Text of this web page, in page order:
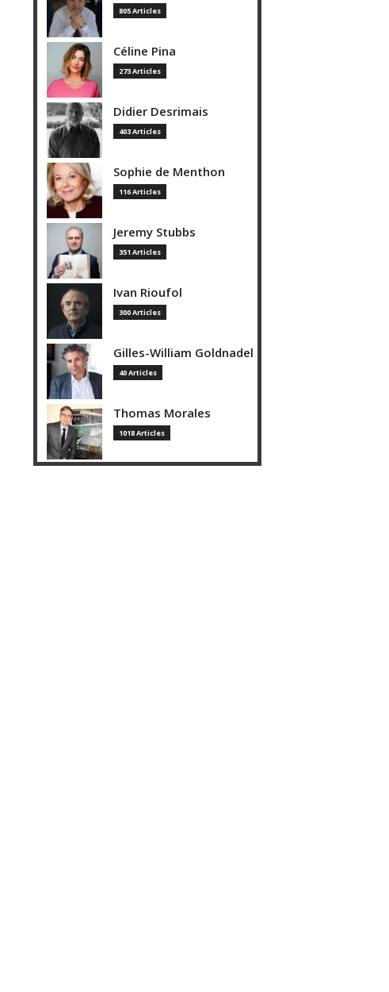
805 Articles
Céline Pina
273 Articles
Didier Desrimais
403 Articles
Sophie de Menthon
116 Articles
Jeremy Stubbs
351 Articles
Ivan Rioufol
300 Articles
Gilles-William Goldnadel
40 Articles
Thomas Morales
1018 Articles